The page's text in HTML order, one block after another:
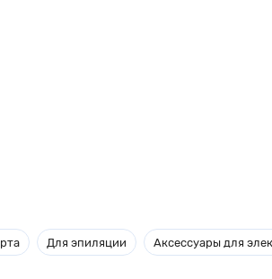
Для эпиляции Аксессуары для